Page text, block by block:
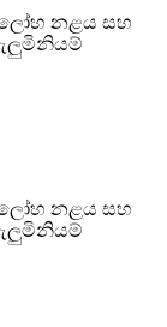
ලෝහ නළය සහ
ලෝහ නළය සහ